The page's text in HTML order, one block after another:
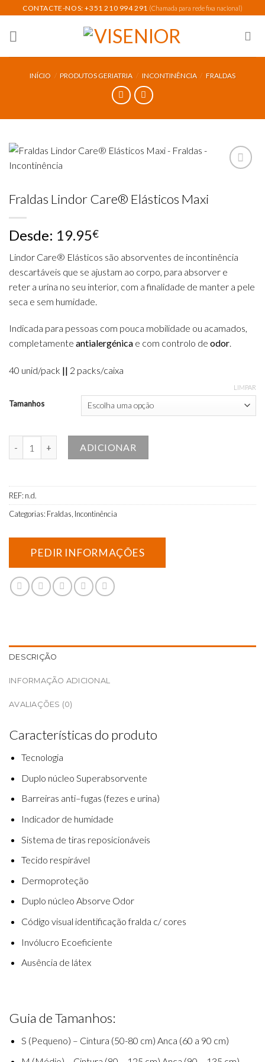
content
CONTACTE-NOS: +351 210 994 291 (Chamada para rede fixa nacional)
INÍCIO / PRODUTOS GERIATRIA / INCONTINÊNCIA / FRALDAS
Fraldas Lindor Care® Elásticos Maxi
Desde: 19.95€
Lindor Care® Elásticos são absorventes de incontinência
descartáveis que se ajustam ao corpo para absorver e
reter a urina no seu interior com a finalidade de manter a pele
seca e sem humidade
Indicada para pessoas com pouca mobilidade ou acamados,
completamente antialergénica e com controlo de odor.
40 unid/pack || 2 packs/caixa
Tamanhos
LIMPAR
ADICIONAR
REF: n.d.
Categorias: Fraldas Incontinência
DESCRIÇÃO
INFORMAÇÃO ADICIONAL
AVALIAÇÕES (0)
Características do produto
Tecnologia
Duplo núcleo Superabsorvente
Barreiras anti–fugas (fezes e urina)
Indicador de humidade
Sistema de tiras reposicionáveis
Tecido respirável
Dermoproteção
Duplo núcleo Absorve Odor
Código visual identificaçãofralda c/ cores
Invólucro Ecoeficiente
Ausência de látex
Guia de Tamanhos:
S (Pequeno) – Cintura (50-80 cm) Anca (60 a 90 cm)